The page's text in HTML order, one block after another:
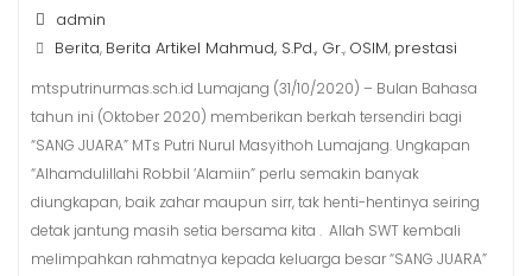
admin
Berita, Berita Artikel Mahmud, S.Pd., Gr., OSIM, prestasi
mtsputrinurmas.sch.id Lumajang (31/10/2020) – Bulan Bahasa
tahun ini (Oktober 2020) memberikan berkah tersendiri bagi
“SANG JUARA” MTs Putri Nurul Masyithoh Lumajang. Ungkapan
“Alhamdulillahi Robbil ‘Alamiin” perlu semakin banyak
diungkapan, baik zahar maupun sirr, tak henti-hentinya seiring
detak jantung masih setia bersama kita . Allah SWT kembali
melimpahkan rahmatnya kepada keluarga besar “SANG JUARA”